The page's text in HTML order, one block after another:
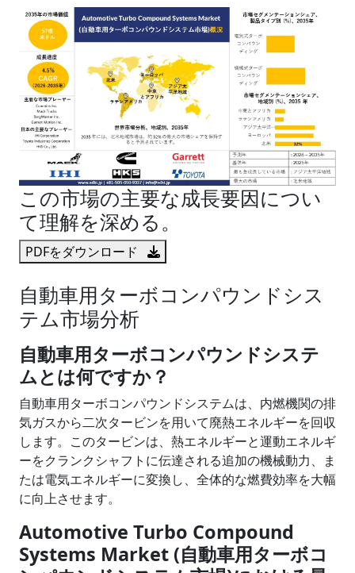
この市場の主要な成長要因につい
て理解を深める。
PDFをダウンロード
自動車用ターボコンパウンドシス
テム市場分析
自動車用ターボコンパウンドシステ
ムとは何ですか？
自動車用ターボコンパウンドシステムは、内燃機関の排
気ガスから二次タービンを用いて廃熱エネルギーを回収
します。このタービンは、熱エネルギーと運動エネルギ
ーをクランクシャフトに伝達される追加の機械動力、ま
たは電気エネルギーに変換し、全体的な燃費効率を大幅
に向上させます。
Automotive Turbo Compound
Systems Market (自動車用ターボコ